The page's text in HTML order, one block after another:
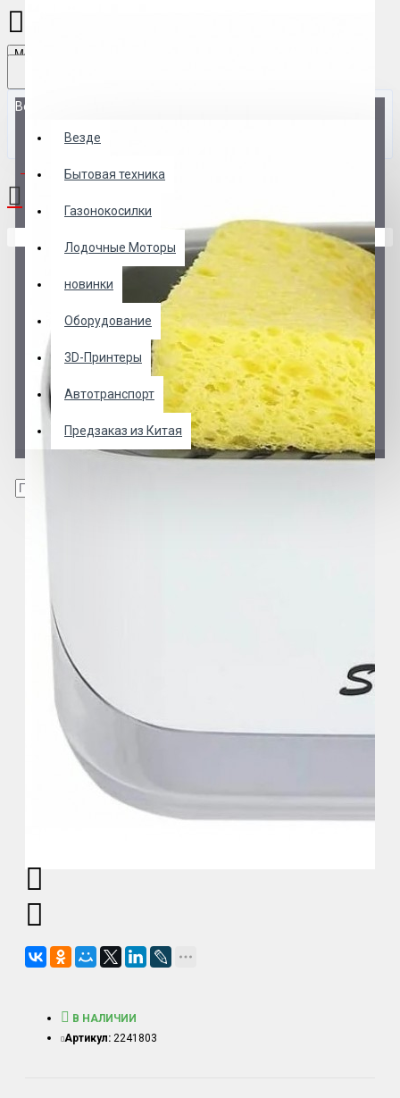
Menu
Везде
Везде
Бытовая техника
Газонокосилки
Лодочные Моторы
новинки
Оборудование
3D-Принтеры
Автотранспорт
Предзаказ из Китая
0 товар(ов) - 0 р.
В НАЛИЧИИ
Артикул: 2241803